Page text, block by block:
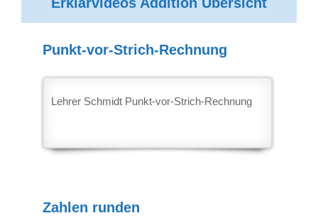
Punkt-vor-Strich-Rechnung
03Lehrer Schmidt Punkt-vor-Strich-Rechnung
Zahlen runden